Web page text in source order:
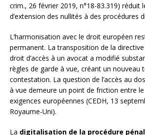
crim., 26 février 2019, n°18-83.319) réduit
d’extension des nullités à des procédures
L’harmonisation avec le droit européen
permanent. La transposition de la
droit d’accès à un avocat a modifié
règles de garde à vue, créant un nouveau
contestation. La question de l’accès au
à vue demeure un point de friction entre
exigences européennes (CEDH, 13
Royaume-Uni).
La digitalisation de la procédure